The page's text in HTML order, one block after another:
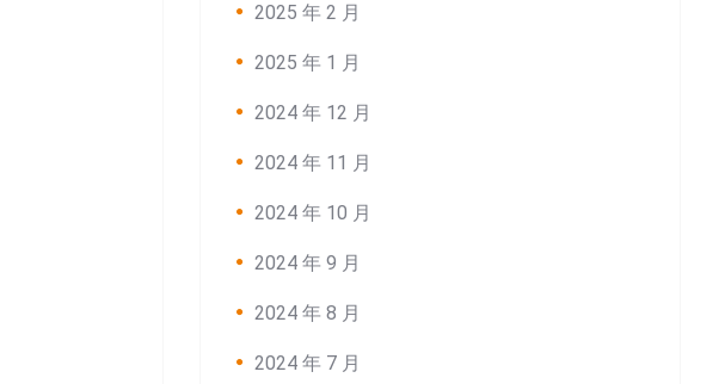
2025 年 2 月
2025 年 1 月
2024 年 12 月
2024 年 11 月
2024 年 10 月
2024 年 9 月
2024 年 8 月
2024 年 7 月